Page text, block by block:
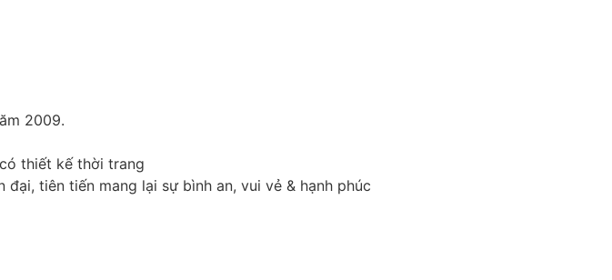
2009.
thiết kế thời trang
tiên tiến mang lại sự bình an, vui vẻ & hạnh phúc